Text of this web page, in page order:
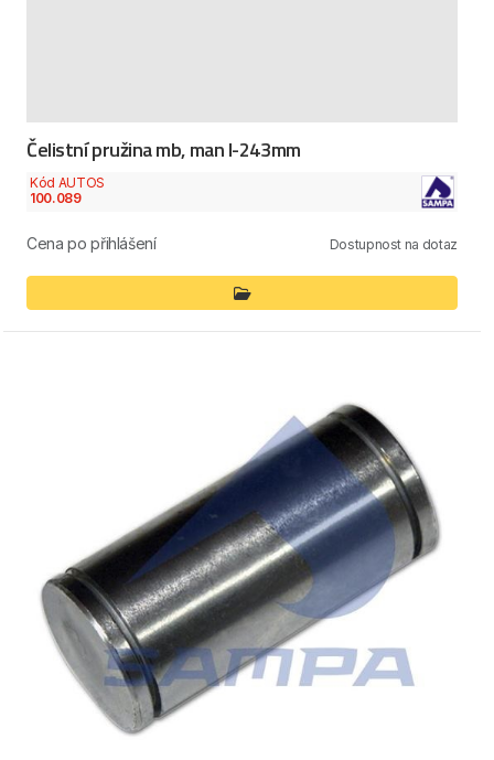
Čelistní pružina mb, man l-243mm
Kód AUTOS
100.089
Cena po přihlášení Dostupnost na dotaz